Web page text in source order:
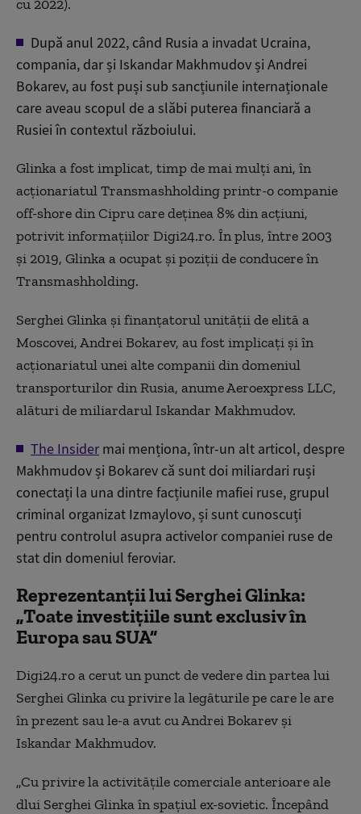
cu 2022).
După anul 2022, când Rusia a invadat Ucraina,
compania, dar și Iskandar Makhmudov și Andrei
Bokarev, au fost puși sub sancțiunile internaționale
care aveau scopul de a slăbi puterea financiară a
Rusiei în contextul războiului.
Glinka a fost implicat, timp de mai mulți ani, în
acționariatul Transmashholding printr-o companie
off-shore din Cipru care deținea 8% din acțiuni,
potrivit informațiilor Digi24.ro. În plus, între 2003
și 2019, Glinka a ocupat și poziții de conducere în
Transmashholding.
Serghei Glinka și finanțatorul unității de elită a
Moscovei, Andrei Bokarev, au fost implicați și în
acționariatul unei alte companii din domeniul
transporturilor din Rusia, anume Aeroexpress LLC,
alături de miliardarul Iskandar Makhmudov.
The Insider mai menționa, într-un alt articol, despre
Makhmudov și Bokarev că sunt doi miliardari ruși
conectați la una dintre facțiunile mafiei ruse, grupul
criminal organizat Izmaylovo, și sunt cunoscuți
pentru controlul asupra activelor companiei ruse de
stat din domeniul feroviar.
Reprezentanții lui Serghei Glinka:
„Toate investițiile sunt exclusiv în
Europa sau SUA”
Digi24.ro a cerut un punct de vedere din partea lui
Serghei Glinka cu privire la legăturile pe care le are
în prezent sau le-a avut cu Andrei Bokarev și
Iskandar Makhmudov.
„Cu privire la activitățile comerciale anterioare ale
dlui Serghei Glinka în spațiul ex-sovietic. Începând